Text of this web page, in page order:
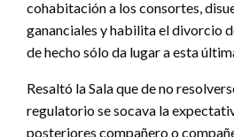
cohabitación a los consortes,
gananciales y habilita el divorcio
de hecho sólo da lugar a esta
Resaltó la Sala que de no
regulatorio se socava la
posteriores compañero o